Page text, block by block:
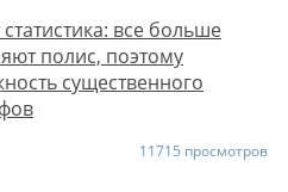
все больше
полис, поэтому
существенного
11715 просмотров